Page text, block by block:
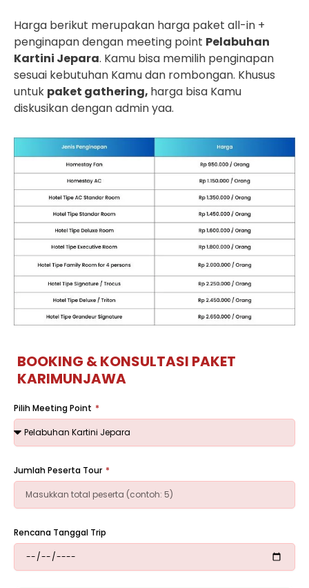
Harga berikut merupakan harga paket all-in +
penginapan dengan meeting point Pelabuhan
Kartini Jepara. Kamu bisa memilih penginapan
sesuai kebutuhan Kamu dan rombongan. Khusus
untuk paket gathering, harga bisa Kamu
diskusikan dengan admin yaa.
BOOKING & KONSULTASI PAKET
KARIMUNJAWA
Pilih Meeting Point
Jumlah Peserta Tour
Rencana Tanggal Trip